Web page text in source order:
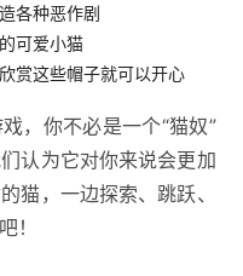
各种恶作剧
可爱小猫
赏这些帽子就可以开心
，你不必是一个“猫奴”
认为它对你来说会更加
猫，一边探索、跳跃、
！